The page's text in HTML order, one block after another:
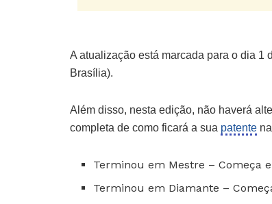
A atualização está marcada para o dia 1
Brasília).
Além disso, nesta edição, não haverá
completa de como ficará a sua patente
Terminou em Mestre – Começa
Terminou em Diamante –